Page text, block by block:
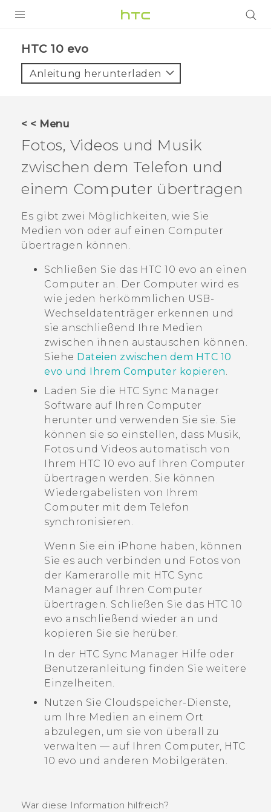
VIVE
VIVERSE
UNTERSTÜTZUNG
HTC-Geräte und Zubehör
Anmelden
HTC 10 evo‎
Anleitung herunterladen
< < Menu
Fotos, Videos und Musik
zwischen dem Telefon und
einem Computer übertragen
Es gibt zwei Möglichkeiten, wie Sie
Medien von oder auf einen Computer
übertragen können.
Schließen Sie das HTC 10 evo an einen
Computer an. Der Computer wird es
wie jeden herkömmlichen USB-
Wechseldatenträger erkennen und
sie anschließend Ihre Medien
zwischen ihnen austauschen können.
Siehe Dateien zwischen dem HTC 10
evo und Ihrem Computer kopieren.
Laden Sie die HTC Sync Manager
Software auf Ihren Computer
herunter und verwenden Sie sie. Sie
können sie so einstellen, dass Musik,
Fotos und Videos automatisch von
Ihrem HTC 10 evo auf Ihren Computer
übertragen werden. Sie können
Wiedergabelisten von Ihrem
Computer mit dem Telefon
synchronisieren.
Wenn Sie ein iPhone haben, können
Sie es auch verbinden und Fotos von
der Kamerarolle mit HTC Sync
Manager auf Ihren Computer
übertragen. Schließen Sie das HTC 10
evo anschließend wieder an und
kopieren Sie sie herüber.
In der HTC Sync Manager Hilfe oder
Benutzeranleitung finden Sie weitere
Einzelheiten.
Nutzen Sie Cloudspeicher-Dienste,
um Ihre Medien an einem Ort
abzulegen, um sie von überall zu
verwalten — auf Ihren Computer, HTC
10 evo und anderen Mobilgeräten.
War diese Information hilfreich?